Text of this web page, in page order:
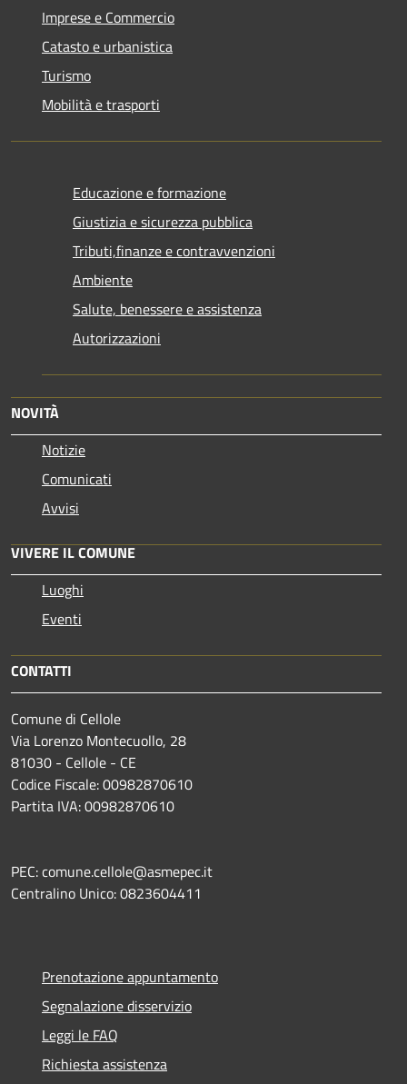
Imprese e Commercio
Catasto e urbanistica
Turismo
Mobilità e trasporti
Educazione e formazione
Giustizia e sicurezza pubblica
Tributi,finanze e contravvenzioni
Ambiente
Salute, benessere e assistenza
Autorizzazioni
NOVITÀ
Notizie
Comunicati
Avvisi
VIVERE IL COMUNE
Luoghi
Eventi
CONTATTI
Comune di Cellole
Via Lorenzo Montecuollo, 28
81030 - Cellole - CE
Codice Fiscale: 00982870610
Partita IVA: 00982870610
PEC: comune.cellole@asmepec.it
Centralino Unico: 0823604411
Prenotazione appuntamento
Segnalazione disservizio
Leggi le FAQ
Richiesta assistenza